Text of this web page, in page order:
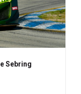
Sebring